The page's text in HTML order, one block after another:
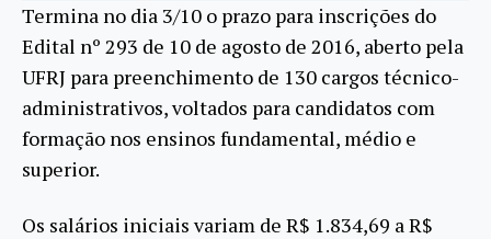
Termina no dia 3/10 o prazo para inscrições do
Edital nº 293 de 10 de agosto de 2016, aberto pela
UFRJ para preenchimento de 130 cargos técnico-
administrativos, voltados para candidatos com
formação nos ensinos fundamental, médio e
superior.
Os salários iniciais variam de R$ 1.834,69 a R$